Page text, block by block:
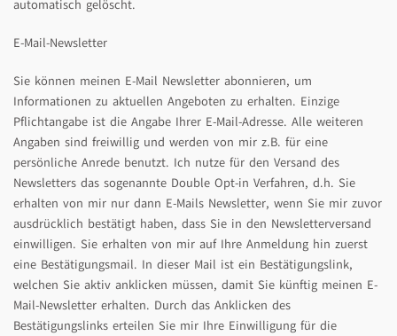
automatisch gelöscht.
E-Mail-Newsletter
Sie können meinen E-Mail Newsletter abonnieren, um
Informationen zu aktuellen Angeboten zu erhalten. Einzige
Pflichtangabe ist die Angabe Ihrer E-Mail-Adresse. Alle weiteren
Angaben sind freiwillig und werden von mir z.B. für eine
persönliche Anrede benutzt. Ich nutze für den Versand des
Newsletters das sogenannte Double Opt-in Verfahren, d.h. Sie
erhalten von mir nur dann E-Mails Newsletter, wenn Sie mir zuvor
ausdrücklich bestätigt haben, dass Sie in den Newsletterversand
einwilligen. Sie erhalten von mir auf Ihre Anmeldung hin zuerst
eine Bestätigungsmail. In dieser Mail ist ein Bestätigungslink,
welchen Sie aktiv anklicken müssen, damit Sie künftig meinen E-
Mail-Newsletter erhalten. Durch das Anklicken des
Bestätigungslinks erteilen Sie mir Ihre Einwilligung für die